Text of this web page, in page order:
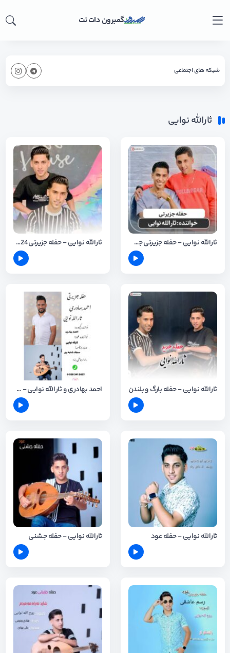
گمبرون دات نت
شبکه های اجتماعی
ثارالله نوایی
ثارالله نوایی - حفله جزیرتی جشنی ثارالله نوایی - حفله جزیرتی 2024
ثارالله نوایی - حفله بارگ و بلندن احمد بهادری و ثارالله نوایی - حفله جدید
ثارالله نوایی - حفله عود ثارالله نوایی - حفله جشنی